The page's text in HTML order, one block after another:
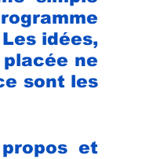
idées,
ne
sont les
et